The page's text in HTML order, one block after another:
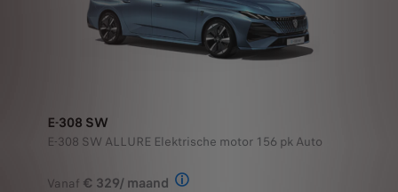
E-308 SW
E-308 SW ALLURE Elektrische motor 156 pk Auto
€ 329/ maand
Illustratief voorbeeld van het